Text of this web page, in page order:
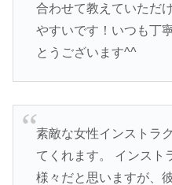
合わせて教えていただ
やすいです！いつも丁
とうございます^^
素敵な女性インストラ
てくれます。 インスト
様々だと思いますが、